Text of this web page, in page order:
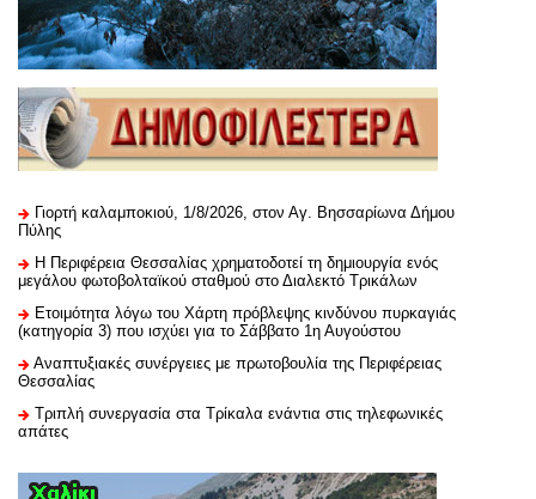
Γιορτή καλαμποκιού, 1/8/2026, στον Αγ. Βησσαρίωνα Δήμου
Πύλης
H Περιφέρεια Θεσσαλίας χρηματοδοτεί τη δημιουργία ενός
μεγάλου φωτοβολταϊκού σταθμού στο Διαλεκτό Τρικάλων
Ετοιμότητα λόγω του Χάρτη πρόβλεψης κινδύνου πυρκαγιάς
(κατηγορία 3) που ισχύει για το Σάββατο 1η Αυγούστου
Αναπτυξιακές συνέργειες με πρωτοβουλία της Περιφέρειας
Θεσσαλίας
Τριπλή συνεργασία στα Τρίκαλα ενάντια στις τηλεφωνικές
απάτες